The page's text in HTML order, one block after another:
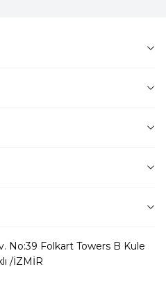
No:39 Folkart Towers B Kule
/İZMİR